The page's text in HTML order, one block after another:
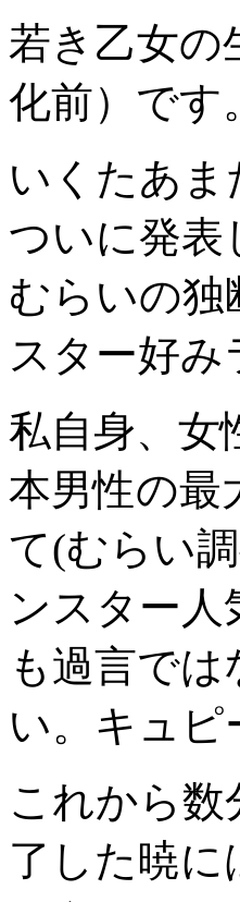
若き乙女の
化前）です
いくたあ
ついに発表
むらいの独
スター好
私自身、女
本男性の最
て(むらい
ンスター
も過言で
い。キュ
これから
了した暁